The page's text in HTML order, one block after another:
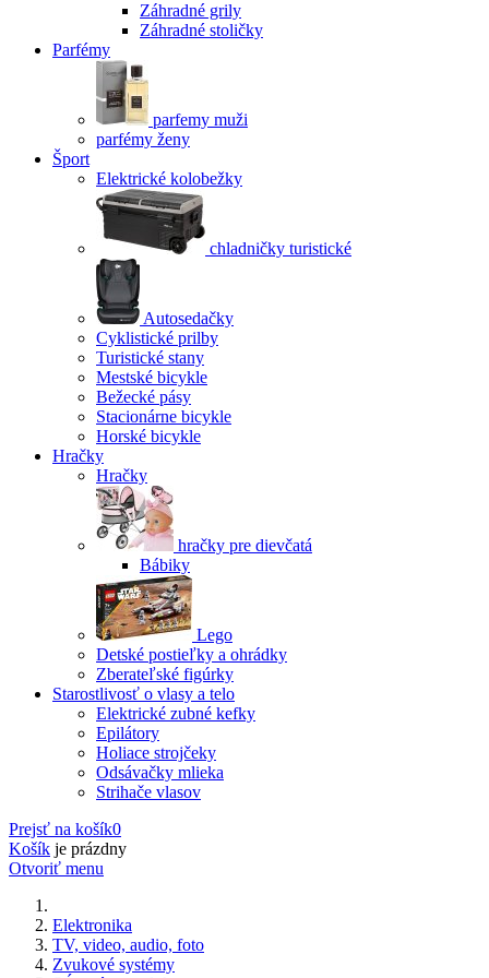
Záhradné grily
Záhradné stoličky
Parfémy
parfemy muži
parfémy ženy
Šport
Elektrické kolobežky
chladničky turistické
Autosedačky
Cyklistické prilby
Turistické stany
Mestské bicykle
Bežecké pásy
Stacionárne bicykle
Horské bicykle
Hračky
Hračky
hračky pre dievčatá
Bábiky
Lego
Detské postieľky a ohrádky
Zberateľské figúrky
Starostlivosť o vlasy a telo
Elektrické zubné kefky
Epilátory
Holiace strojčeky
Odsávačky mlieka
Strihače vlasov
Prejsť na košík0
Košík je prázdny
Otvoriť menu
Elektronika
TV, video, audio, foto
Zvukové systémy